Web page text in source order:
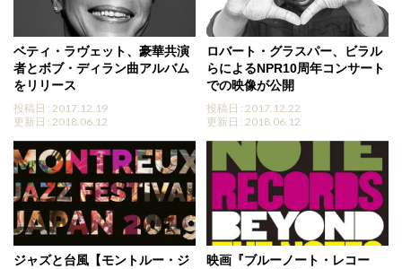
ベティ・ラヴェット、豪華共演
者とボブ・ディラン曲アルバム
をリリース
投稿日 : 2017.12.19
更新日 : 2018.06.12
ロバート・グラスパー、ビラル
らによるNPR10周年コンサート
での映像が公開
投稿日 : 2017.12.22
更新日 : 2018.06.12
ジャズと台風【モントルー・ジ
映画『ブルーノート・レコー